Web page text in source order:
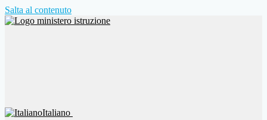
Salta al contenuto
Italiano